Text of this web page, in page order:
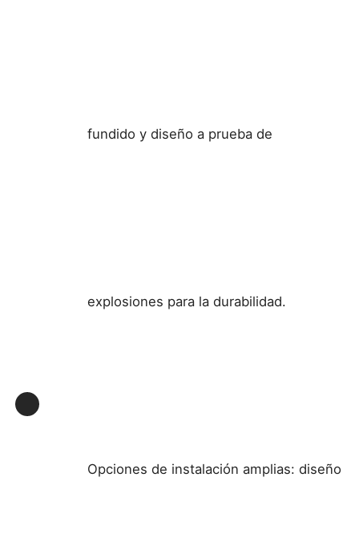
fundido y diseño a prueba de
explosiones para la durabilidad.
Opciones de instalación amplias: diseño